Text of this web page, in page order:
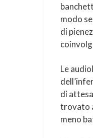
modo
di
Le
di
trovato
meno